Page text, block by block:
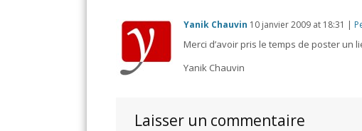
Yanik Chauvin 10 janvier 2009 at 18:31 |
Merci d’avoir pris le temps de poster un
Yanik Chauvin
Laisser un commentaire